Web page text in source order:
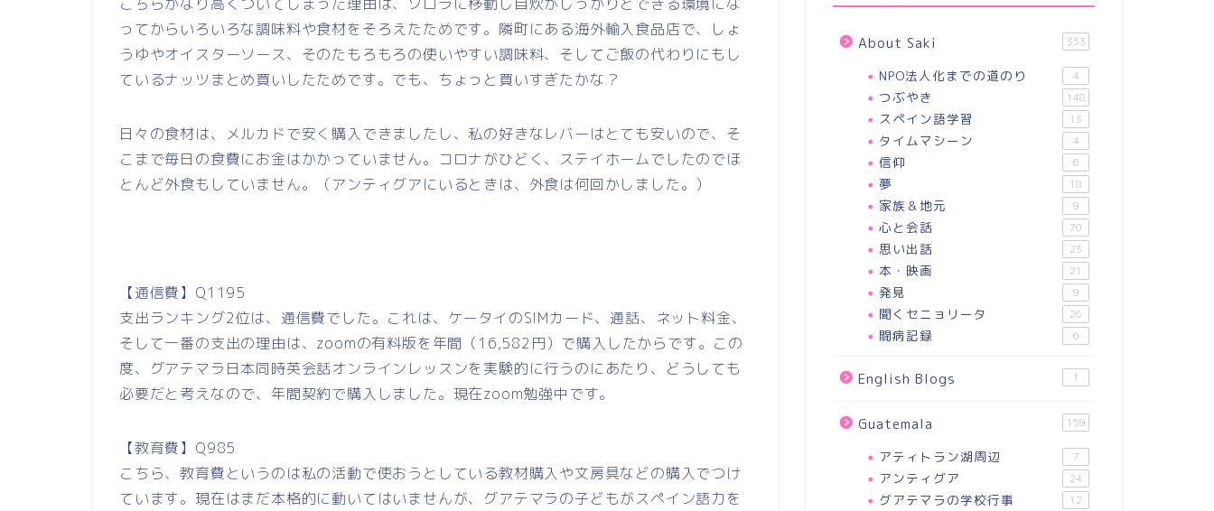
ってからいろいろな調味料や食材をそろえたためです。隣町にある海外輸入食品店で、しょ
うゆやオイスターソース、そのたもろもろの使いやすい調味料、そしてご飯の代わりにもし
ているナッツまとめ買いしたためです。でも、ちょっと買いすぎたかな？
日々の食材は、メルカドで安く購入できましたし、私の好きなレバーはとても安いので、そ
こまで毎日の食費にお金はかかっていません。コロナがひどく、ステイホームでしたのでほ
とんど外食もしていません。（アンティグアにいるときは、外食は何回かしました。）
【通信費】Q1195
支出ランキング2位は、通信費でした。これは、ケータイのSIMカード、通話、ネット料金、
そして一番の支出の理由は、zoomの有料版を年間 （16,582円） で購入したからです。この
度、グアテマラ日本同時英会話オンラインレッスンを実験的に行うのにあたり、どうしても
必要だと考えなので、年間契約で購入しました。現在zoom勉強中です。
【教育費】Q985
こちら、教育費というのは私の活動で使おうとしている教材購入や文房具などの購入でつけ
ています。現在はまだ本格的に動いてはいませんが、グアテマラの子どもがスペイン語力を
About Saki 353
NPO法人化までの道のり 4
つぶやき 148
スペイン語学習 13
タイムマシーン 4
信仰 6
夢 18
家族＆地元 9
心と会話 70
思い出話 23
本・映画 21
発見 9
聞くセニョリータ 26
闘病記録 6
English Blogs 1
Guatemala 159
アティトラン湖周辺 7
アンティグア 24
グアテマラの学校行事 12